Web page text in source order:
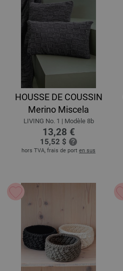
HOUSSE DE COUSSIN
Merino Miscela
LIVING No. 1 | Modèle 8b
13,28 €
15,52 $
hors TVA, frais de port en sus